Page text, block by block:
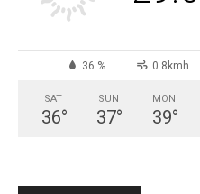
СКОПЈЕ